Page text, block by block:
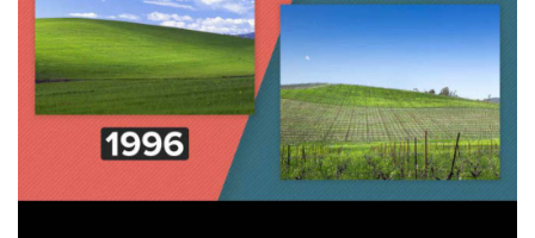
Enterprise Digital Transformation
特集